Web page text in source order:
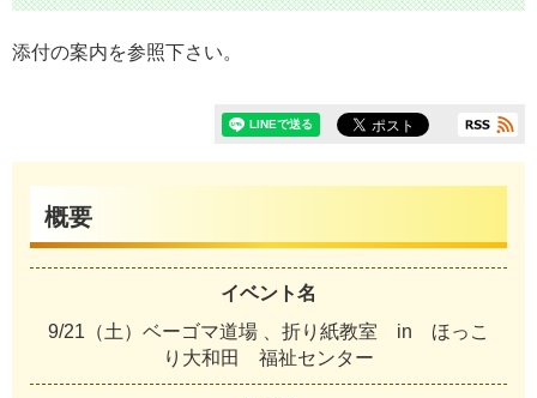
添付の案内を参照下さい。
概要
イベント名
9/21（土）ベーゴマ道場 、折り紙教室 in ほっこ
り大和田 福祉センター